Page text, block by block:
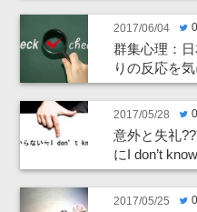
2017/06/04 twitter0
群集心理：
りの反応を
2017/05/28 twitter0
意外と失礼
にI don’t
2017/05/25 twitter0